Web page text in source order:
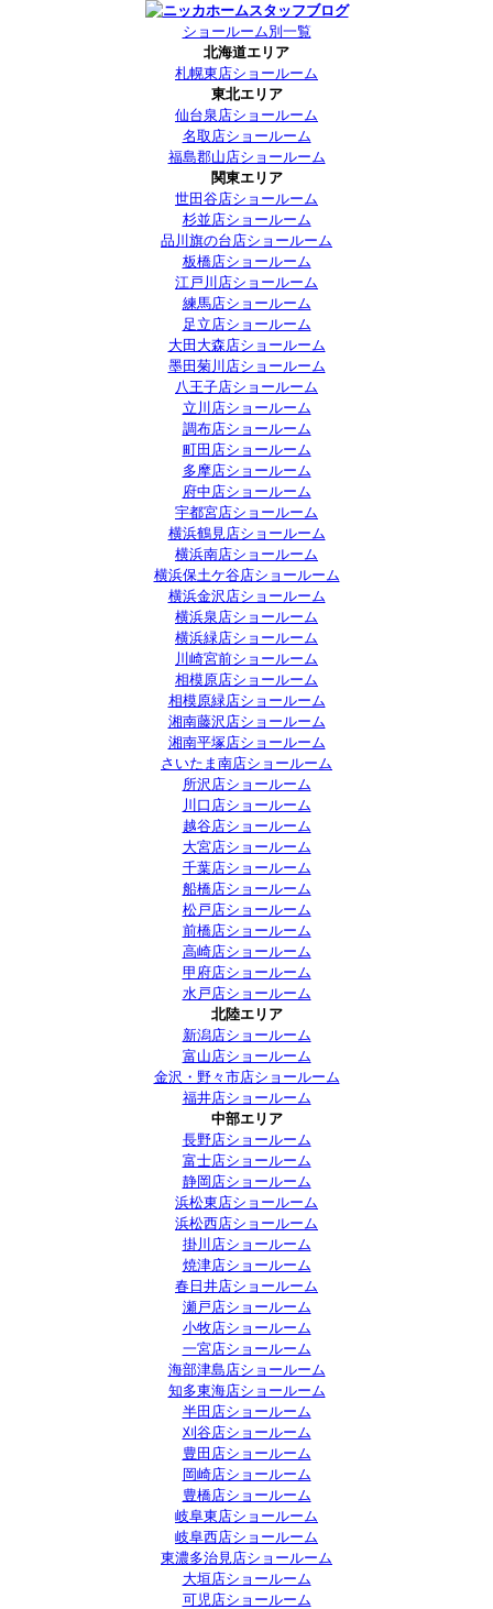
ショールーム別一覧
北海道エリア
札幌東店ショールーム
東北エリア
仙台泉店ショールーム
名取店ショールーム
福島郡山店ショールーム
関東エリア
世田谷店ショールーム
杉並店ショールーム
品川旗の台店ショールーム
板橋店ショールーム
江戸川店ショールーム
練馬店ショールーム
足立店ショールーム
大田大森店ショールーム
墨田菊川店ショールーム
八王子店ショールーム
立川店ショールーム
調布店ショールーム
町田店ショールーム
多摩店ショールーム
府中店ショールーム
宇都宮店ショールーム
横浜鶴見店ショールーム
横浜南店ショールーム
横浜保土ケ谷店ショールーム
横浜金沢店ショールーム
横浜泉店ショールーム
横浜緑店ショールーム
川崎宮前ショールーム
相模原店ショールーム
相模原緑店ショールーム
湘南藤沢店ショールーム
湘南平塚店ショールーム
さいたま南店ショールーム
所沢店ショールーム
川口店ショールーム
越谷店ショールーム
大宮店ショールーム
千葉店ショールーム
船橋店ショールーム
松戸店ショールーム
前橋店ショールーム
高崎店ショールーム
甲府店ショールーム
水戸店ショールーム
北陸エリア
新潟店ショールーム
富山店ショールーム
金沢・野々市店ショールーム
福井店ショールーム
中部エリア
長野店ショールーム
富士店ショールーム
静岡店ショールーム
浜松東店ショールーム
浜松西店ショールーム
掛川店ショールーム
焼津店ショールーム
春日井店ショールーム
瀬戸店ショールーム
小牧店ショールーム
一宮店ショールーム
海部津島店ショールーム
知多東海店ショールーム
半田店ショールーム
刈谷店ショールーム
豊田店ショールーム
岡崎店ショールーム
豊橋店ショールーム
岐阜東店ショールーム
岐阜西店ショールーム
東濃多治見店ショールーム
大垣店ショールーム
可児店ショールーム